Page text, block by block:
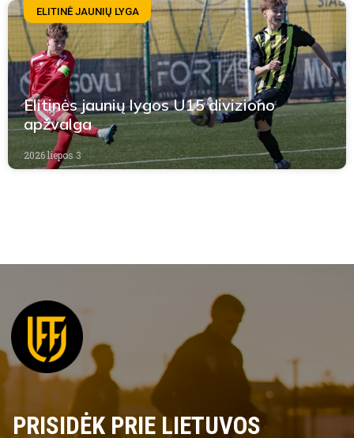
ELITINĖ JAUNIŲ LYGA
Elitinės jaunių lygos U15 diviziono
apžvalga
2026 liepos 3
PRISIDĖK PRIE LIETUVOS